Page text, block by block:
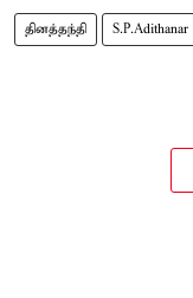
தினத்தந்தி S.P.Adithanar